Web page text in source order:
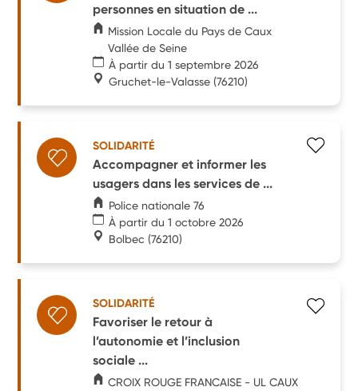
personnes en situation de ...
Mission Locale du Pays de Caux
Vallée de Seine
À partir du 1 septembre 2026
Gruchet-le-Valasse (76210)
SOLIDARITÉ
Accompagner et informer les
usagers dans les services de ...
Police nationale 76
À partir du 1 octobre 2026
Bolbec (76210)
SOLIDARITÉ
Favoriser le retour à
l’autonomie et l’inclusion
sociale ...
CROIX ROUGE FRANCAISE - UL CAUX